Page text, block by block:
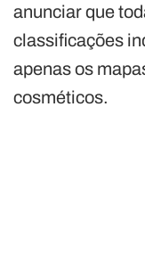
anunciar que
classificações
apenas os
cosméticos.